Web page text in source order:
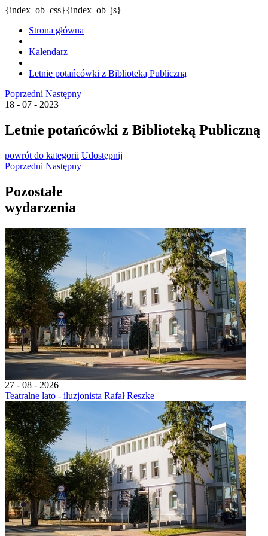
{index_ob_css}{index_ob_js}
Strona główna
Kalendarz
Letnie potańcówki z Biblioteką Publiczną
Poprzedni Następny
18 - 07 - 2023
Letnie potańcówki z Biblioteką Publiczną
powrót do kategorii Udostępnij
Poprzedni Następny
Pozostałe
wydarzenia
27 - 08 - 2026
Teatralne lato - iluzjonista Rafał Reszke